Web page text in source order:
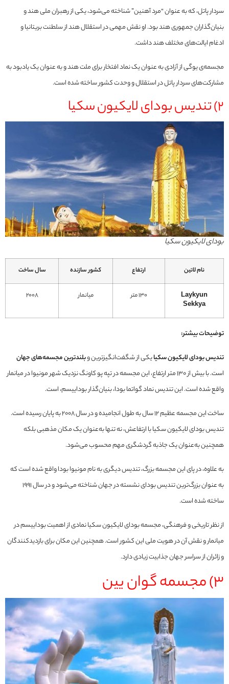
سردار پاتل، که به عنوان “مرد آهنین” شناخته می‌شود، یکی از رهبران ملی هند و
بنیان‌گذاران جمهوری هند بود. او نقش مهمی در استقلال هند از سلطنت بریتانیا و
ادغام ایالت‌های مختلف هند داشت.
مجسمه‌ی یوگی از آزادی به عنوان یک نماد افتخار برای ملت هند و به عنوان یک یادبود به
مشارکت‌های سردار پاتل در استقلال و وحدت کشور ساخته شده است.
2) تندیس بودای لایکیون سکیا
بودای لایکیون سکیا
نام لاتین ارتفاع کشور سازنده سال ساخت
Laykyun
Sekkya
130 متر میانمار 2008
توضیحات بیشتر:
تندیس بودای لایکیون سکیایکی از شگفت‌انگیزترین وبلندترین مجسمه‌های جهان
است. با بیش از ۱۳۰ متر ارتفاع، این مجسمه در تپه پو کاونگ نزدیک شهر مونیوا در میانمار
واقع شده است. این تندیس نماد گواتما بودا، بنیان‌گذار بوداییسم، است.
ساخت این مجسمه عظیم ۱۲ سال به طول انجامیده و در سال ۲۰۰۸ به پایان رسیده است.
تندیس بودای لایکیون سکیا با ارتفاعش، نه تنها به‌عنوان یک مکان مذهبی بلکه
همچنین به‌عنوان یک جاذبه گردشگری مهم محسوب می‌شود.
به علاوه، در پای این مجسمه بزرگ، تندیس دیگری به نام مونیوا بودا واقع شده است که
به عنوان بزرگ‌ترین تندیس بودای نشسته در جهان شناخته می‌شود و در سال ۱۹۹۱
ساخته شده است.
از نظر تاریخی و فرهنگی، مجسمه بودای لایکیون سکیا نمادی از اهمیت بوداییسم در
میانمار و نقش آن در هویت ملی این کشور است. همچنین این مکان برای بازدیدکنندگان
و زائران از سراسر جهان جذابیت زیادی دارد.
3) مجسمه گوان یین